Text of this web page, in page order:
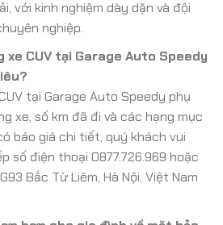
với kinh nghiệm dày dặn và đội
nghiệp.
xe CUV tại Garage Auto Speedy
tại Garage Auto Speedy phụ
xe, số km đã đi và các hạng mục
báo giá chi tiết, quý khách vui
số điện thoại 0877.726.969 hoặc
Bắc Từ Liêm, Hà Nội, Việt Nam